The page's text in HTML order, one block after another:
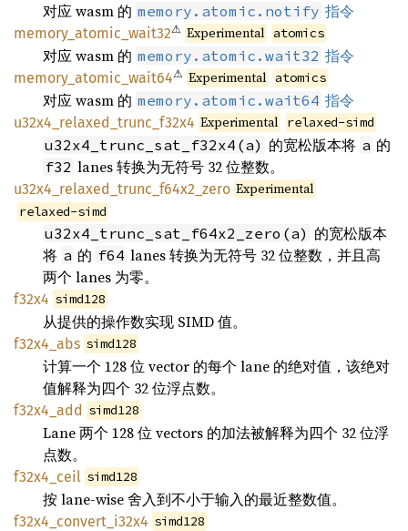
对应 wasm 的 memory.atomic.notify 指令
memory_atomic_wait32⚠ Experimental atomics
对应 wasm 的 memory.atomic.wait32 指令
memory_atomic_wait64⚠ Experimental atomics
对应 wasm 的 memory.atomic.wait64 指令
u32x4_relaxed_trunc_f32x4 Experimental relaxed-simd
u32x4_trunc_sat_f32x4(a) 的宽松版本将 a 的
f32 lanes 转换为无符号 32 位整数。
u32x4_relaxed_trunc_f64x2_zero Experimental
relaxed-simd
u32x4_trunc_sat_f64x2_zero(a) 的宽松版本
将 a 的 f64 lanes 转换为无符号 32 位整数，并且高
两个 lanes 为零。
f32x4 simd128
从提供的操作数实现 SIMD 值。
f32x4_abs simd128
计算一个 128 位 vector 的每个 lane 的绝对值，该绝对
值解释为四个 32 位浮点数。
f32x4_add simd128
Lane 两个 128 位 vectors 的加法被解释为四个 32 位浮
点数。
f32x4_ceil simd128
按 lane-wise 舍入到不小于输入的最近整数值。
f32x4_convert_i32x4 simd128